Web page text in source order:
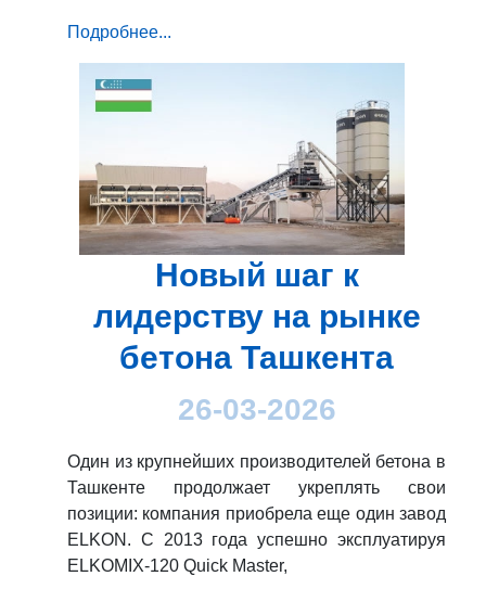
Подробнее...
Новый шаг к
лидерству на рынке
бетона Ташкента
26-03-2026
Один из крупнейших производителей бетона в
Ташкенте продолжает укреплять свои
позиции: компания приобрела еще один завод
ELKON. С 2013 года успешно эксплуатируя
ELKOMIX-120 Quick Master,